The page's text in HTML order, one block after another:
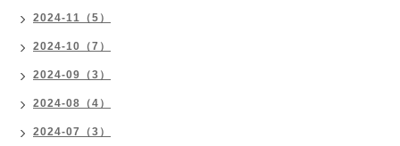
2024-11（5）
2024-10（7）
2024-09（3）
2024-08（4）
2024-07（3）